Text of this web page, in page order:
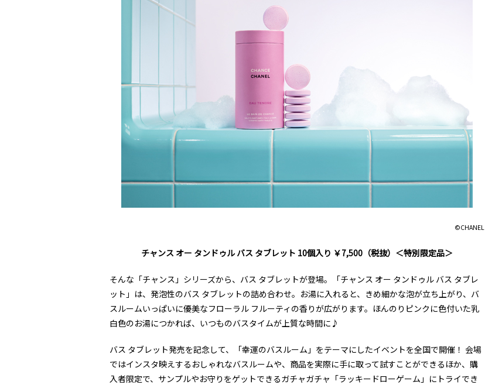
©CHANEL
チャンス オー タンドゥル バス タブレット 10個入り ￥7,500（税抜）＜特別限定品＞
そんな「チャンス」シリーズから、バス タブレットが登場。「チャンス オー タンドゥル バス タブレ
ット」は、発泡性のバス タブレットの詰め合わせ。お湯に入れると、きめ細かな泡が立ち上がり、バ
スルームいっぱいに優美なフローラル フルーティの香りが広がります。ほんのりピンクに色付いた乳
白色のお湯につかれば、いつものバスタイムが上質な時間に♪
バス タブレット発売を記念して、「幸運のバスルーム」をテーマにしたイベントを全国で開催！ 会場
ではインスタ映えするおしゃれなバスルームや、商品を実際に手に取って試すことができるほか、購
入者限定で、サンプルやお守りをゲットできるガチャガチャ「ラッキードローゲーム」にトライでき